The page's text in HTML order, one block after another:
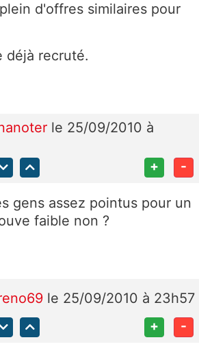
d'offres similaires pour
déjà recruté.
le 25/09/2010 à
+ -
gens assez pointus pour un
faible non ?
le 25/09/2010 à 23h57
+ -